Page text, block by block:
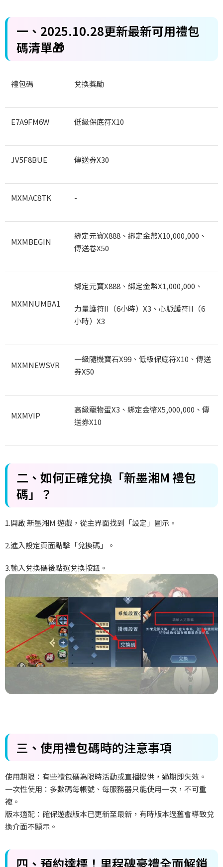
一、2025.10.28更新最新可用禮包
碼清單🎁
禮包碼 兌換獎勵
E7A9FM6W 低級保底符X10
JV5F8BUE 傳送券X30
MXMAC8TK -
MXMBEGIN
綁定元寶X888 、綁定金幣X10,000,000 、
傳送卷X50
MXMNUMBA1
綁定元寶X888 、綁定金幣X1,000,000 、
力量護符II （6小時）X3 、心脈護符II （6
小時）X3
MXMNEWSVR
一級隨機寶石X99 、低級保底符X10 、傳送
券X50
MXMVIP
高級寵物蛋X3 、綁定金幣X5,000,000 、傳
送券X10
二、如何正確兌換「新墨湘M 禮包
碼」？
1.開啟新墨湘M 遊戲，從主界面找到「設定」圖示。
2.進入設定頁面點擊「兌換碼」。
3.輸入兌換碼後點選兌換按鈕。
三、使用禮包碼時的注意事項
使用期限：有些禮包碼為限時活動或直播提供，過期即失效。
一次性使用：多數碼每帳號、每服務器只能使用一次，不可重
複。
版本適配：確保遊戲版本已更新至最新，有時版本過舊會導致兌
換介面不顯示。
四、預約達標！里程碑豪禮全面解鎖